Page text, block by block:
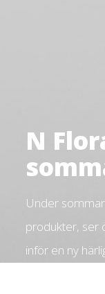
N
Under
produkter, ser
inför en ny